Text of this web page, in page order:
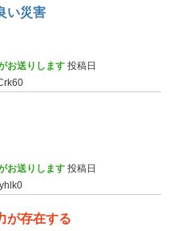
い災害
お送りします 投稿日
お送りします 投稿日
が存在する